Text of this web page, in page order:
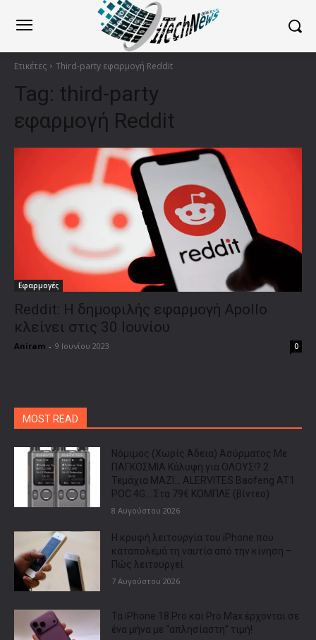
Ετικέτες Third-party εφαρμογή Reddit
Tag: third-party
εφαρμογή Reddit
Εφαρμογές
Reddit: Η δημοφιλής εφαρμογή Apollo
κλείνει στις 30 Ιουνίου
Aniram - 9 Ιουνίου 2023 0
MOST READ
Νόμιμος (Χωρίς Άδεια) Ασύρματος Με
ΠΑΓΚΟΣΜΙΑ Κάλυψη για ΟΛΟΥΣ!? 2
Τεμάχια ΜΑΖΙ… ALERVITES Baofeng AT1
POC 4G… Στα 79€ ΚΟΜΠΛΕ (βίντεο)
8 Αυγούστου 2026
Η κρυφή λειτουργία του iPhone που
καταπολεμά τη ναυτία από την κίνηση –
Πώς λειτουργεί
7 Αυγούστου 2026
Τα iPhone 18 Pro και Pro Max έρχονται σε
ένα μήνα με “απλησίαστη” τιμή!